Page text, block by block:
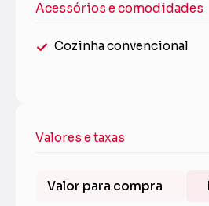
Acessórios e comodidades
Cozinha convencional
Valores e taxas
Valor para compra